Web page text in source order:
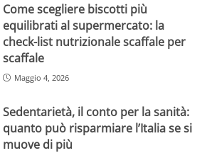
Come scegliere biscotti più
equilibrati al supermercato: la
check-list nutrizionale scaffale per
scaffale
Maggio 4, 2026
Sedentarietà, il conto per la sanità:
quanto può risparmiare l’Italia se si
muove di più